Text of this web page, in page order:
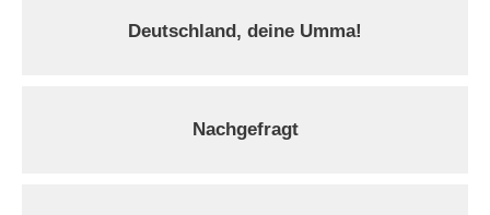
Deutschland, deine Umma!
Nachgefragt